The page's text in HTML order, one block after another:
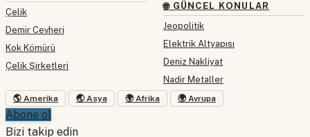
Çelik
Demir Cevheri
Kok Kömürü
Çelik Şirketleri
🌐 GÜNCEL KONULAR
Jeopolitik
Elektrik Altyapısı
Deniz Nakliyat
Nadir Metaller
🌎 Amerika 🌏 Asya 🌍 Afrika 🌍 Avrupa
Abone ol
Bizi takip edin